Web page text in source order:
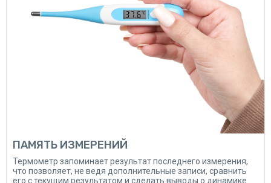
ПАМЯТЬ ИЗМЕРЕНИЙ
Термометр запоминает результат последнего измерения,
что позволяет, не ведя дополнительные записи, сравнить
его с текущим результатом и сделать выводы о динамике